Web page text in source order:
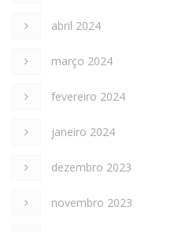
abril 2024
março 2024
fevereiro 2024
janeiro 2024
dezembro 2023
novembro 2023